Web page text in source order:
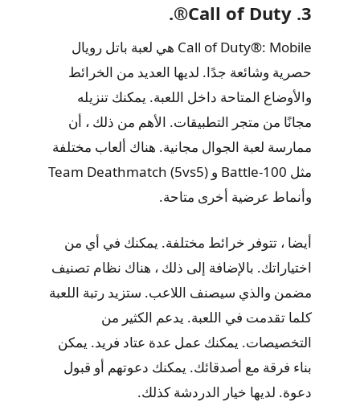
3. Call of Duty®.
Call of Duty®: Mobile هي لعبة باتل رويال
حصرية وشائعة جدًا. لديها العديد من الخرائط
والأوضاع المتاحة داخل اللعبة. يمكنك تنزيله
مجانًا من متجر التطبيقات. الأهم من ذلك ، أن
ممارسة لعبة الجوال مجانية. هناك ألعاب مختلفة
مثل Battle-100 و Team Deathmatch (5vs5)
وأنماط عرضية أخرى متاحة.
أيضا ، تتوفر خرائط مختلفة. يمكنك في أي من
اختياراتك. بالإضافة إلى ذلك ، هناك نظام تصنيف
مضمن والذي سيصنف اللاعب. ستزيد رتبة اللعبة
كلما تقدمت في اللعبة. يدعم الكثير من
التخصيصات. يمكنك عمل عدة عتاد فريد. يمكن
بناء فرقة مع أصدقائك. يمكنك دعوتهم أو قبول
دعوة. لديها خيار الدردشة كذلك.